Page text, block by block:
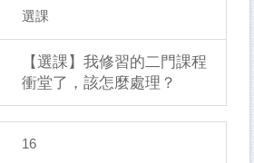
選課
【選課】我修習的二門課程
衝堂了，該怎麼處理？
16